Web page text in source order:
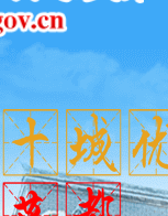
作并开